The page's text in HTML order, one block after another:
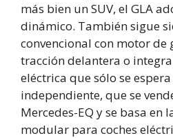
más bien un SUV, el GLA
dinámico. También sigue
convencional con motor de
tracción delantera o
eléctrica que sólo se
independiente, que se
Mercedes-EQ y se basa en
modular para coches